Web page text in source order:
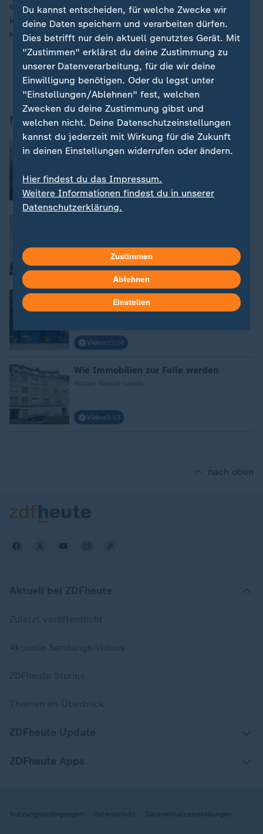
einzuschränken, um die Interessen der Hersteller
kabelgebundener Technik zu schützen. Auch das
Kartellamt wurde bereits eingeschaltet.
Moderation - Daniel Pontzen
Mehr aus der Sendung
Spritpreis: Wer zahlt für die
Entlastungen?
und S. Sadat
Video8:50
Video8:51
Strahlender Atommüll, keine
Endlagerlösung
Video 10:04
Wie Immobilien zur Falle werden
Video9:53
nach oben
Nutzungsbedingungen Datenschutz Datenschutzeinstellungen
Du kannst entscheiden, für welche Zwecke wir
deine Daten speichern und verarbeiten dürfen.
Dies betrifft nur dein aktuell genutztes Gerät. Mit
"Zustimmen" erklärst du deine Zustimmung zu
unserer Datenverarbeitung, für die wir deine
Einwilligung benötigen. Oder du legst unter
"Einstellungen/Ablehnen" fest, welchen
Zwecken du deine Zustimmung gibst und
welchen nicht. Deine Datenschutzeinstellungen
kannst du jederzeit mit Wirkung für die Zukunft
in deinen Einstellungen widerrufen oder ändern.
Hier findest du das Impressum.
Weitere Informationen findest du in unserer
Datenschutzerklärung.
Zustimmen
Ablehnen
Einstellen